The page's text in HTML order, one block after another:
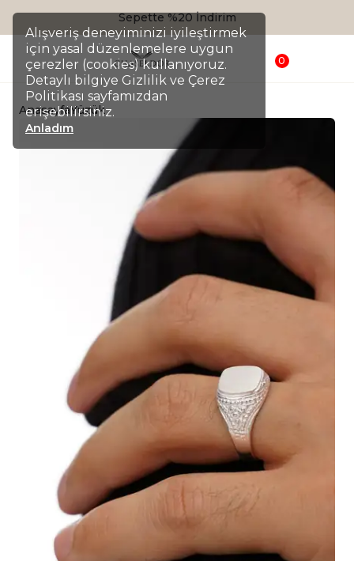
Alışveriş deneyiminizi iyileştirmek
için yasal düzenlemelere uygun
çerezler (cookies) kullanıyoruz.
Detaylı bilgiye Gizlilik ve Çerez
Politikası sayfamızdan
erişebilirsiniz.
Anladım
Sepette %20 İndirim
0
AnasayfaYüzük